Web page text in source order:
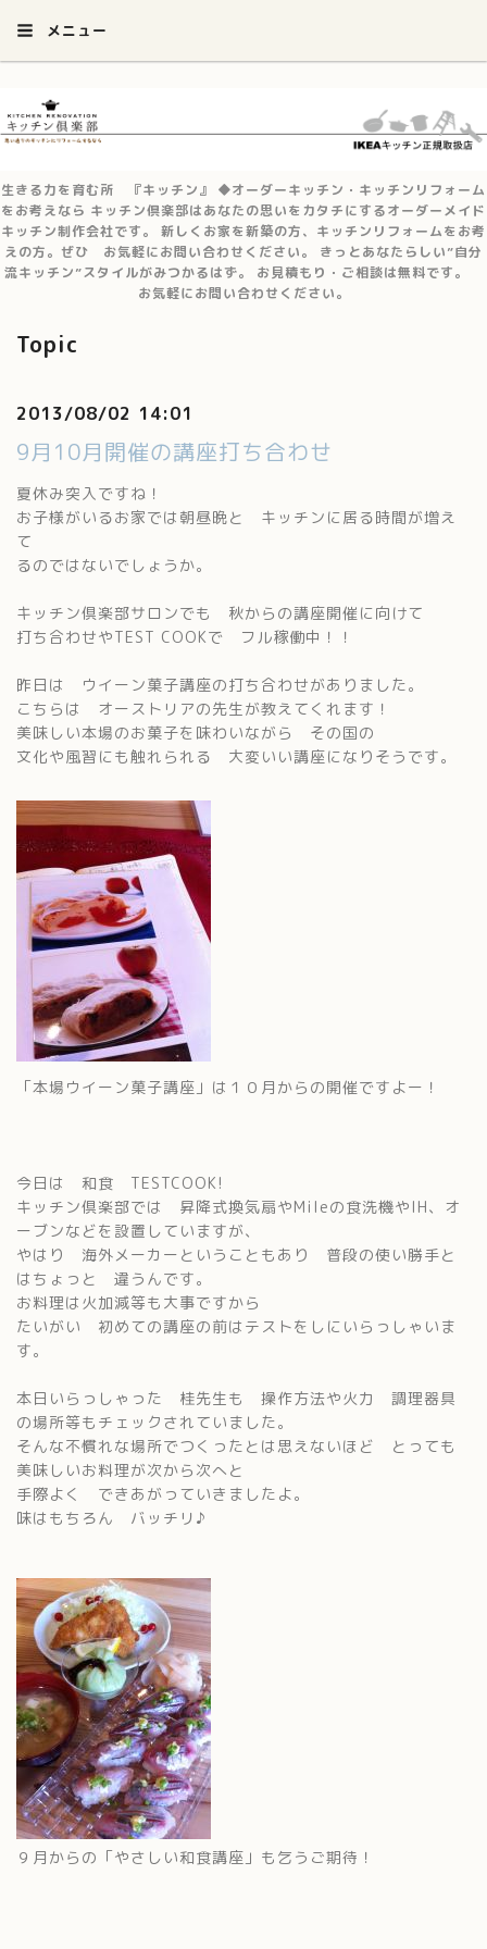
メニュー
生きる力を育む所 『キッチン』 ◆オーダーキッチン・キッチンリフォーム
をお考えなら キッチン倶楽部はあなたの思いをカタチにするオーダーメイド
キッチン制作会社です。 新しくお家を新築の方、キッチンリフォームをお考
えの方。ぜひ お気軽にお問い合わせください。 きっとあなたらしい”自分
流キッチン”スタイルがみつかるはず。 お見積もり・ご相談は無料です。
お気軽にお問い合わせください。
Topic
2013/08/02 14:01
9月10月開催の講座打ち合わせ
夏休み突入ですね！
お子様がいるお家では朝昼晩と キッチンに居る時間が増え
て
るのではないでしょうか。
キッチン倶楽部サロンでも 秋からの講座開催に向けて
打ち合わせやTEST COOKで フル稼働中！！
昨日は ウイーン菓子講座の打ち合わせがありました。
こちらは オーストリアの先生が教えてくれます！
美味しい本場のお菓子を味わいながら その国の
文化や風習にも触れられる 大変いい講座になりそうです。
「本場ウイーン菓子講座」は１０月からの開催ですよー！
今日は 和食 TESTCOOK!
キッチン倶楽部では 昇降式換気扇やMileの食洗機やIH、オ
ーブンなどを設置していますが、
やはり 海外メーカーということもあり 普段の使い勝手と
はちょっと 違うんです。
お料理は火加減等も大事ですから
たいがい 初めての講座の前はテストをしにいらっしゃいま
す。
本日いらっしゃった 桂先生も 操作方法や火力 調理器具
の場所等もチェックされていました。
そんな不慣れな場所でつくったとは思えないほど とっても
美味しいお料理が次から次へと
手際よく できあがっていきましたよ。
味はもちろん バッチリ♪
９月からの「やさしい和食講座」も乞うご期待！